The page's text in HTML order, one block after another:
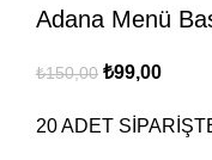
Adana Menü
₺150,00 ₺99,00
20 ADET